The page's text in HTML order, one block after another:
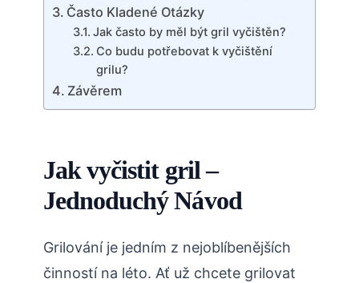
Často Kladené Otázky
Jak často by měl být gril vyčištěn?
Co budu potřebovat k vyčištění
grilu?
Závěrem
Jak vyčistit gril –
Jednoduchý Návod
Grilování je jedním z nejoblíbenějších
činností na léto. Ať už chcete grilovat